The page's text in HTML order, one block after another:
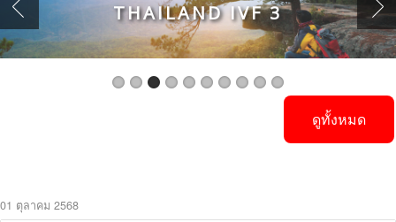
THAILAND IVF 3
ดูทั้งหมด
01 ตุลาคม 2568